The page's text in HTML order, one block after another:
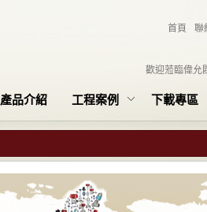
首頁 聯
歡迎蒞臨偉允
產品介紹 工程案例 下載專區